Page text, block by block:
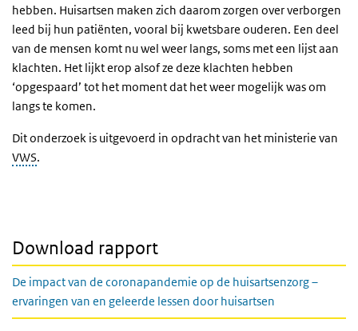
hebben. Huisartsen maken zich daarom zorgen over verborgen
leed bij hun patiënten, vooral bij kwetsbare ouderen. Een deel
van de mensen komt nu wel weer langs, soms met een lijst aan
klachten. Het lijkt erop alsof ze deze klachten hebben
‘opgespaard’ tot het moment dat het weer mogelijk was om
langs te komen.
Dit onderzoek is uitgevoerd in opdracht van het ministerie van
VWS.
Download rapport
De impact van de coronapandemie op de huisartsenzorg –
ervaringen van en geleerde lessen door huisartsen